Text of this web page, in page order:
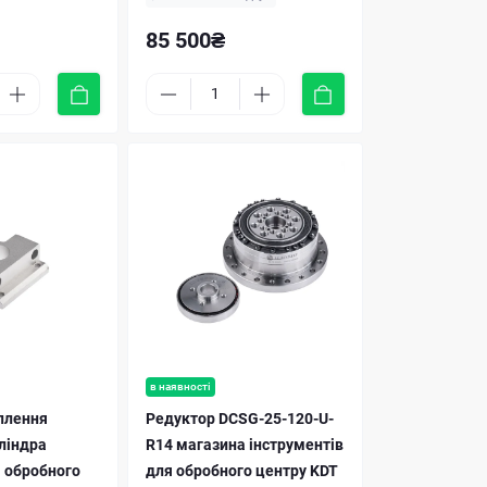
85 500₴
в наявності
Редуктор DCSG-25-120-U-
R14 магазина інструментів
для обробного центру KDT